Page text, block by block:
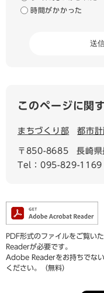
時間がかかった
このページに関
まちづくり部 都市
〒850-8685
長崎
Tel：095-829-1169
PDF形式のファイルをご覧い
Readerが必要です。
Adobe Readerをお持ちでな
ください。（無料）